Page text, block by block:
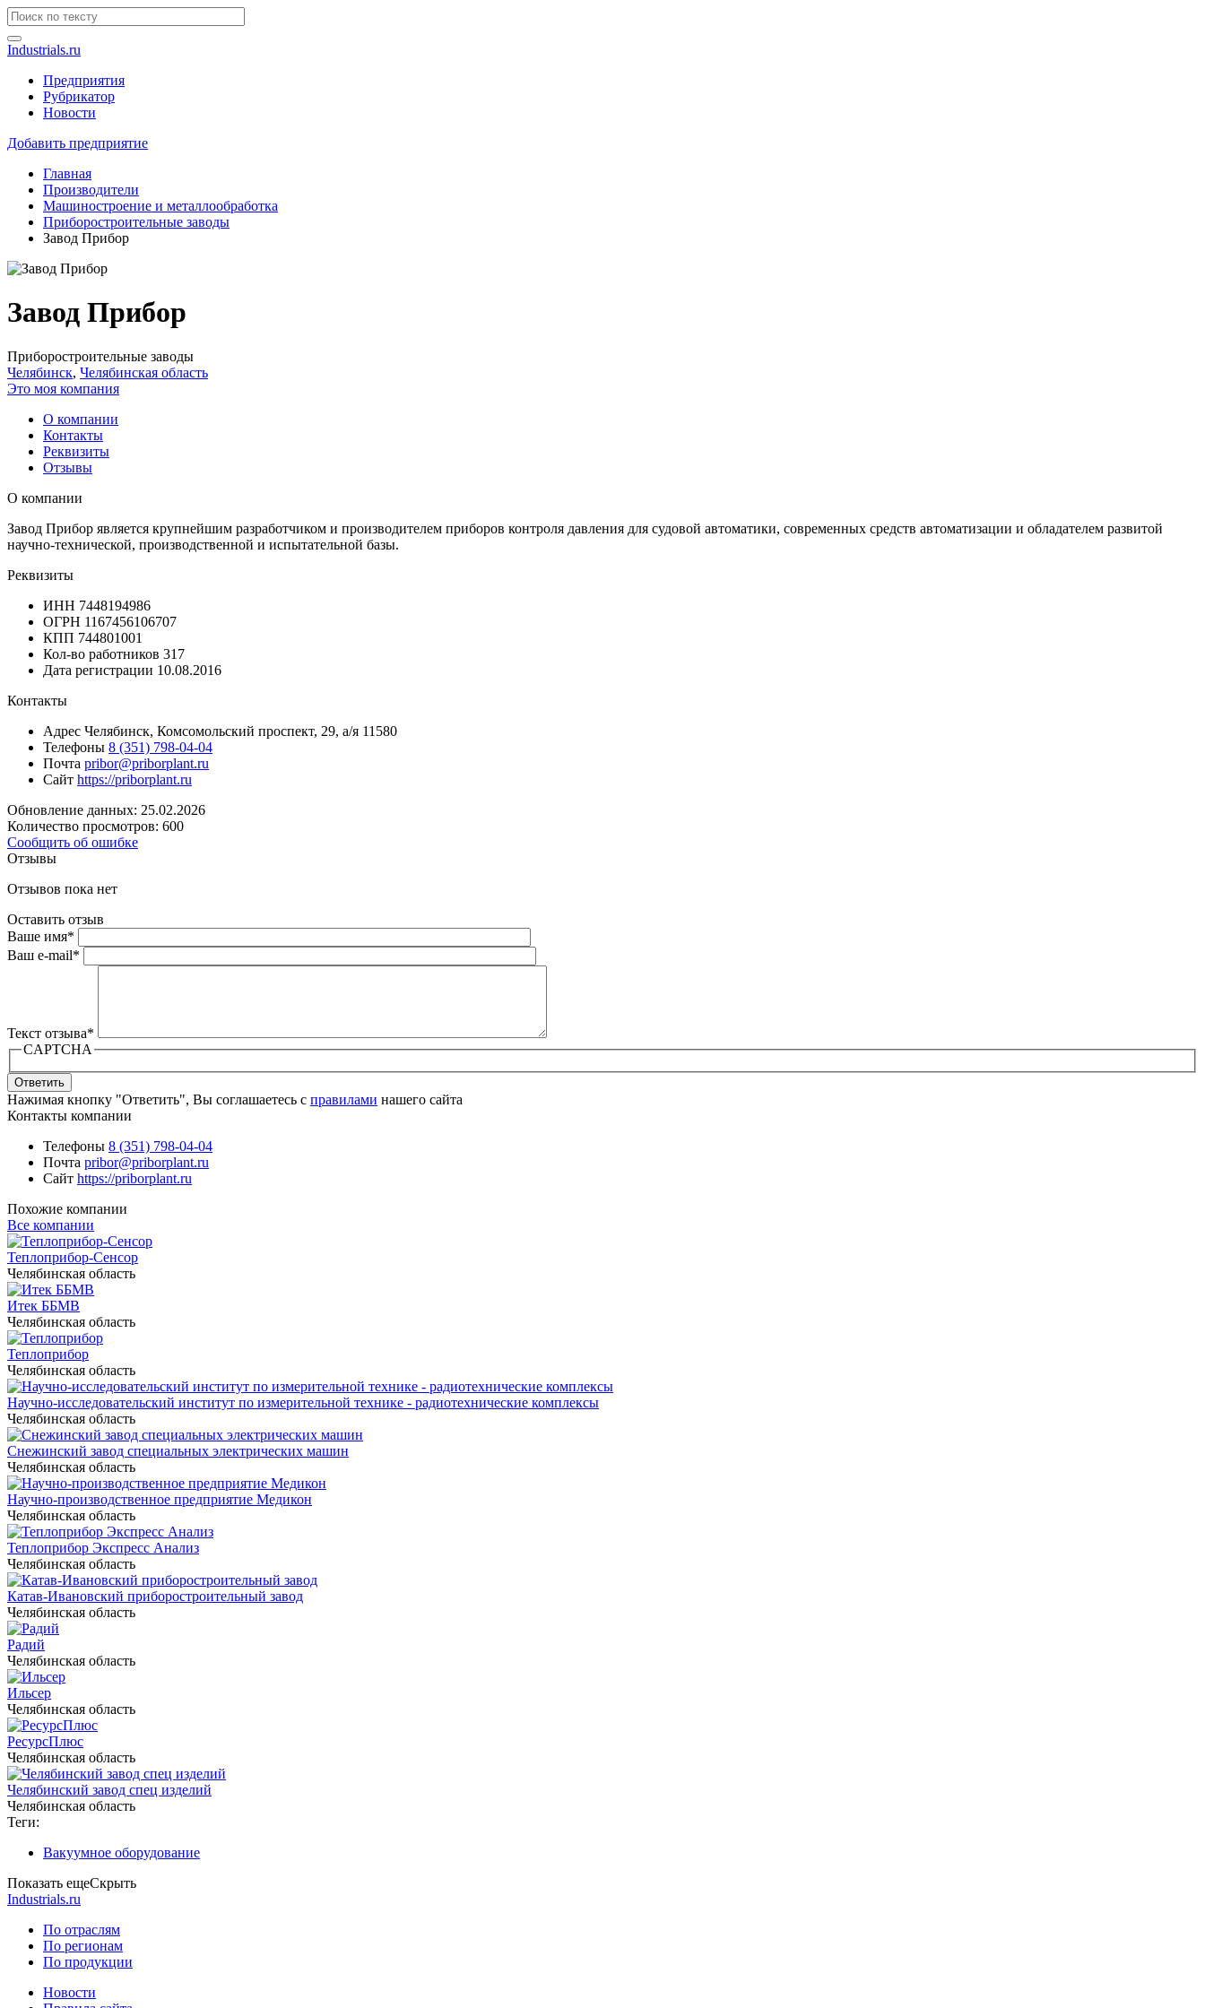
Industrials.ru
Предприятия
Рубрикатор
Новости
Добавить предприятие
Главная
Производители
Машиностроение и металлообработка
Приборостроительные заводы
Завод Прибор
Завод Прибор
Приборостроительные заводы
Челябинск, Челябинская область
Это моя компания
О компании
Контакты
Реквизиты
Отзывы
О компании
Завод Прибор является крупнейшим разработчиком и производителем приборов контроля давления для судовой автоматики, современных средств автоматизации и обладателем развитой
научно-технической, производственной и испытательной базы.
Реквизиты
ИНН 7448194986
ОГРН 1167456106707
КПП 744801001
Кол-во работников 317
Дата регистрации 10.08.2016
Контакты
Адрес Челябинск, Комсомольский проспект, 29, а/я 11580
Телефоны 8 (351) 798-04-04
Почта pribor@priborplant.ru
Сайт https://priborplant.ru
Обновление данных: 25.02.2026
Количество просмотров: 600
Сообщить об ошибке
Отзывы
Отзывов пока нет
Оставить отзыв
Ваше имя*
Ваш e-mail*
Текст отзыва*
CAPTCHA
Ответить
Нажимая кнопку "Ответить", Вы соглашаетесь с правилами нашего сайта
Контакты компании
Телефоны 8 (351) 798-04-04
Почта pribor@priborplant.ru
Сайт https://priborplant.ru
Похожие компании
Все компании
Теплоприбор-Сенсор
Челябинская область
Итек ББМВ
Челябинская область
Теплоприбор
Челябинская область
Научно-исследовательский институт по измерительной технике - радиотехнические комплексы
Челябинская область
Снежинский завод специальных электрических машин
Челябинская область
Научно-производственное предприятие Медикон
Челябинская область
Теплоприбор Экспресс Анализ
Челябинская область
Катав-Ивановский приборостроительный завод
Челябинская область
Радий
Челябинская область
Ильсер
Челябинская область
РесурсПлюс
Челябинская область
Челябинский завод спец изделий
Челябинская область
Теги:
Вакуумное оборудование
Показать ещеСкрыть
Industrials.ru
По отраслям
По регионам
По продукции
Новости